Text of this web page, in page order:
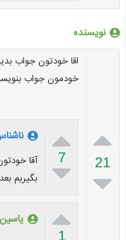
نویسنده

21

اقا خودتون جواب
خودمون جواب

7

آقا
بگیریم

1
یاسین